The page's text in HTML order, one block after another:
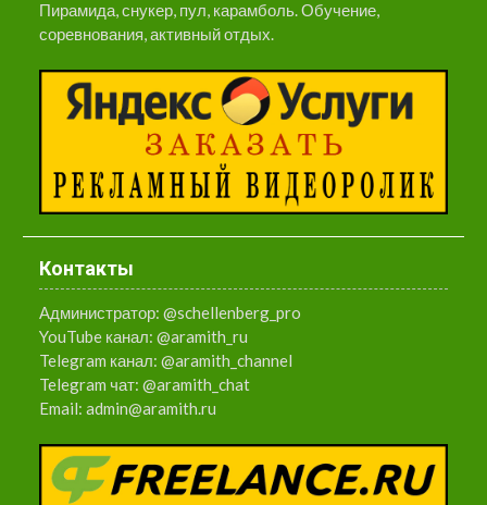
Пирамида, снукер, пул, карамболь. Обучение,
соревнования, активный отдых.
Контакты
Администратор:@schellenberg_pro
YouTube канал:@aramith_ru
Telegram канал:@aramith_channel
Telegram чат:@aramith_chat
Email:admin@aramith.ru